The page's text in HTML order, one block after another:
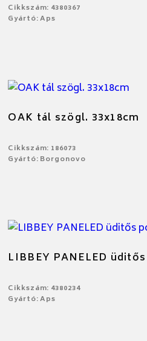
Cikkszám: 4380367
Gyártó: Aps
OAK tál szögl. 33x18cm
Cikkszám: 186073
Gyártó: Borgonovo
LIBBEY PANELED
Cikkszám: 4380234
Gyártó: Aps